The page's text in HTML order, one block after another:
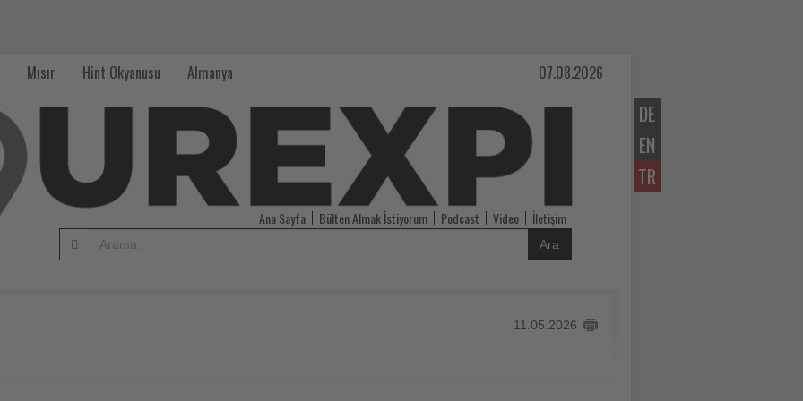
DE
EN
TR
Mısır Hint Okyanusu Almanya 07.08.2026
Ana Sayfa Bülten Almak İstiyorum Podcast Video İletişim
Ara
11.05.2026